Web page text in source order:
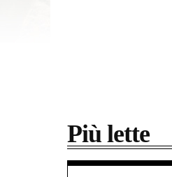
Più lette